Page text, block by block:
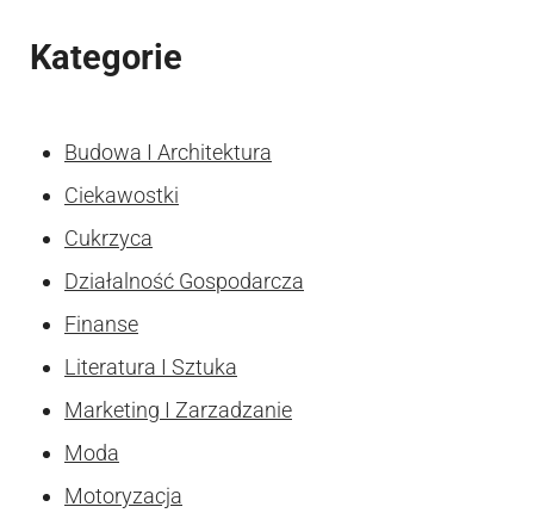
Kategorie
Budowa I Architektura
Ciekawostki
Cukrzyca
Działalność Gospodarcza
Finanse
Literatura I Sztuka
Marketing I Zarzadzanie
Moda
Motoryzacja